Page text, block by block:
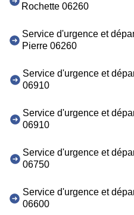
Rochette 06260
Service d'urgence et
Pierre 06260
Service d'urgence et
06910
Service d'urgence et
06910
Service d'urgence et
06750
Service d'urgence et
06600